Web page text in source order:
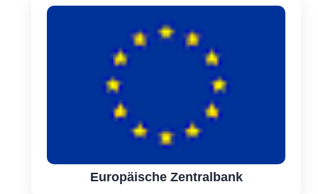
Europäische Zentralbank